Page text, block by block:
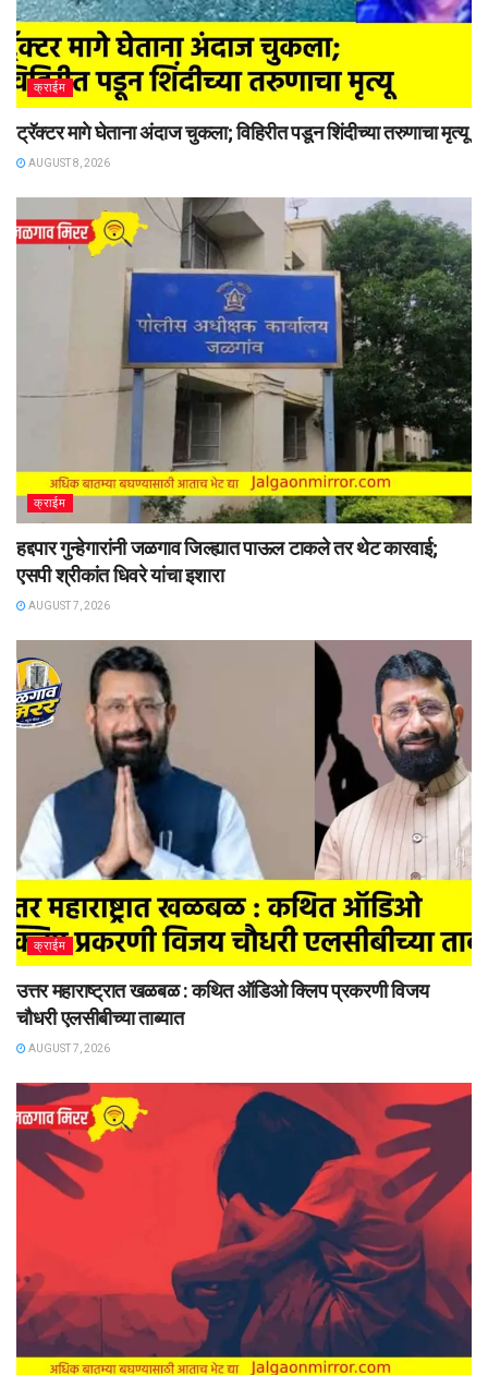
क्राईम
ट्रॅक्टर मागे घेताना अंदाज चुकला; विहिरीत पडून शिंदीच्या तरुणाचा मृत्यू
AUGUST 8, 2026
क्राईम
हद्दपार गुन्हेगारांनी जळगाव जिल्ह्यात पाऊल टाकले तर थेट कारवाई;
एसपी श्रीकांत धिवरे यांचा इशारा
AUGUST 7, 2026
क्राईम
उत्तर महाराष्ट्रात खळबळ : कथित ऑडिओ क्लिप प्रकरणी विजय
चौधरी एलसीबीच्या ताब्यात
AUGUST 7, 2026